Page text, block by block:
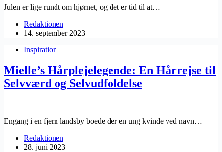
Julen er lige rundt om hjørnet, og det er tid til at…
Redaktionen
14. september 2023
Inspiration
Mielle’s Hårplejelegende: En Hårrejse til
Selvværd og Selvudfoldelse
Engang i en fjern landsby boede der en ung kvinde ved navn…
Redaktionen
28. juni 2023